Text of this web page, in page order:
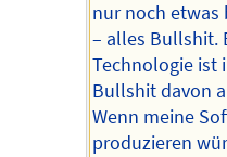
nur noch etwas
– alles Bullshit.
Technologie ist
Bullshit davon
Wenn meine
produzieren